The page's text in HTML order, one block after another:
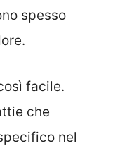
spesso
facile.
che
nel